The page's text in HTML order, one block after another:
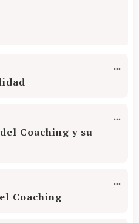
Coaching y su
Coaching